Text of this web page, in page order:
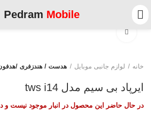
Pedram Mobile
خانه لوازم جانبی موبایل هدست / هندزفری /هدفون
ایرپاد بی سیم مدل tws i14
در حال حاضر این محصول در انبار موجود نیست